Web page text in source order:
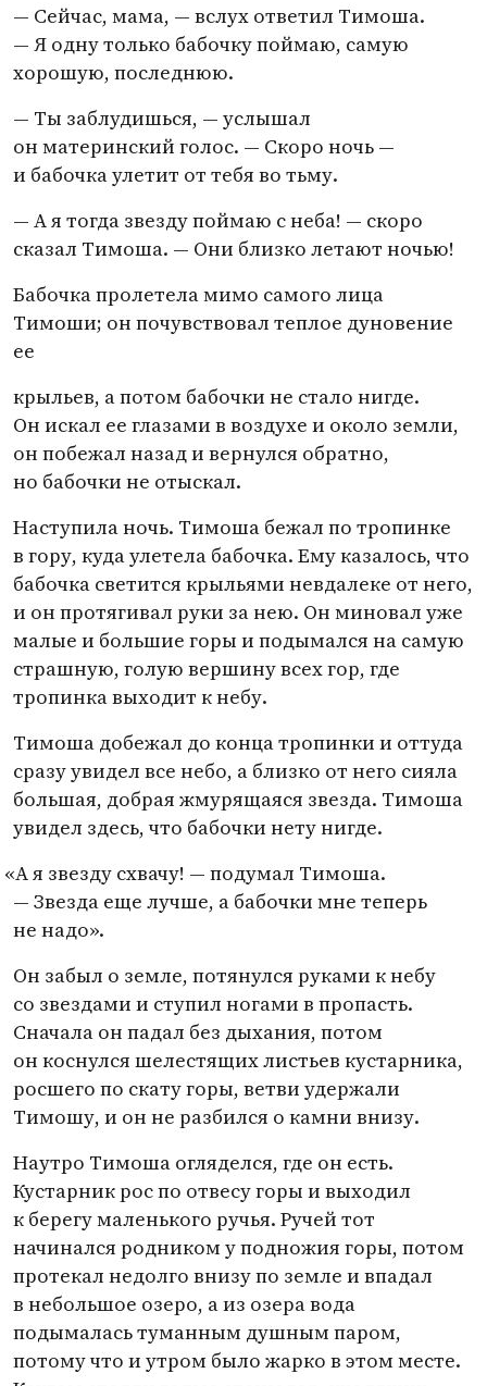
— Сейчас, мама, — вслух ответил Тимоша.
— Я одну только бабочку поймаю, самую
хорошую, последнюю.
— Ты заблудишься, — услышал
он материнский голос. — Скоро ночь —
и бабочка улетит от тебя во тьму.
— А я тогда звезду поймаю с неба! — скоро
сказал Тимоша. — Они близко летают ночью!
Бабочка пролетела мимо самого лица
Тимоши; он почувствовал теплое дуновение
ее
крыльев, а потом бабочки не стало нигде.
Он искал ее глазами в воздухе и около земли,
он побежал назад и вернулся обратно,
но бабочки не отыскал.
Наступила ночь. Тимоша бежал по тропинке
в гору, куда улетела бабочка. Ему казалось, что
бабочка светится крыльями невдалеке от него,
и он протягивал руки за нею. Он миновал уже
малые и большие горы и подымался на самую
страшную, голую вершину всех гор, где
тропинка выходит к небу.
Тимоша добежал до конца тропинки и оттуда
сразу увидел все небо, а близко от него сияла
большая, добрая жмурящаяся звезда. Тимоша
увидел здесь, что бабочки нету нигде.
«А я звезду схвачу! — подумал Тимоша.
— Звезда еще лучше, а бабочки мне теперь
не надо».
Он забыл о земле, потянулся руками к небу
со звездами и ступил ногами в пропасть.
Сначала он падал без дыхания, потом
он коснулся шелестящих листьев кустарника,
росшего по скату горы, ветви удержали
Тимошу, и он не разбился о камни внизу.
Наутро Тимоша огляделся, где он есть.
Кустарник рос по отвесу горы и выходил
к берегу маленького ручья. Ручей тот
начинался родником у подножия горы, потом
протекал недолго внизу по земле и впадал
в небольшое озеро, а из озера вода
подымалась туманным душным паром,
потому что и утром было жарко в этом месте.